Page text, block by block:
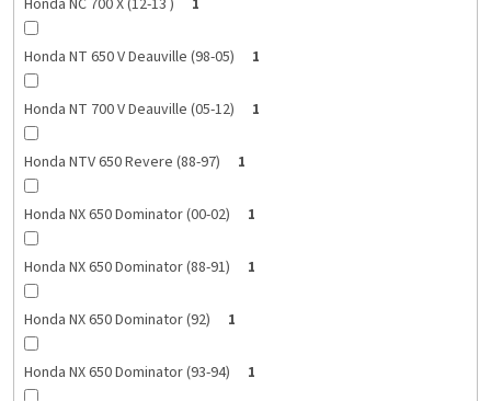
Honda NC 700 X (12-13 ) 1
Honda NT 650 V Deauville (98-05) 1
Honda NT 700 V Deauville (05-12) 1
Honda NTV 650 Revere (88-97) 1
Honda NX 650 Dominator (00-02) 1
Honda NX 650 Dominator (88-91) 1
Honda NX 650 Dominator (92) 1
Honda NX 650 Dominator (93-94) 1